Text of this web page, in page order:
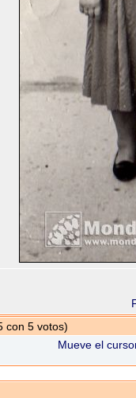
con 5 votos)
Mueve el